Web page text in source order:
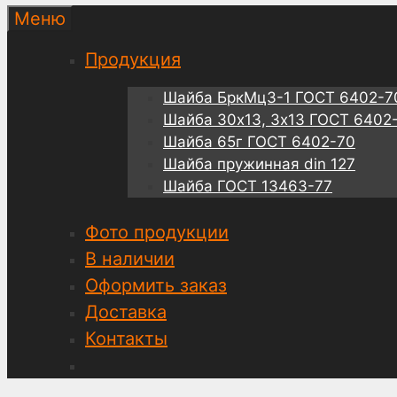
Меню
Продукция
Шайба БркМц3-1 ГОСТ 6402-
Шайба 30х13, 3х13 ГОСТ
Шайба 65г ГОСТ 6402-70
Шайба пружинная din 127
Шайба ГОСТ 13463-77
Фото продукции
В наличии
Оформить заказ
Доставка
Контакты